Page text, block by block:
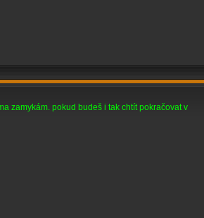
zamykám. pokud budeš i tak chtít pokračovat v